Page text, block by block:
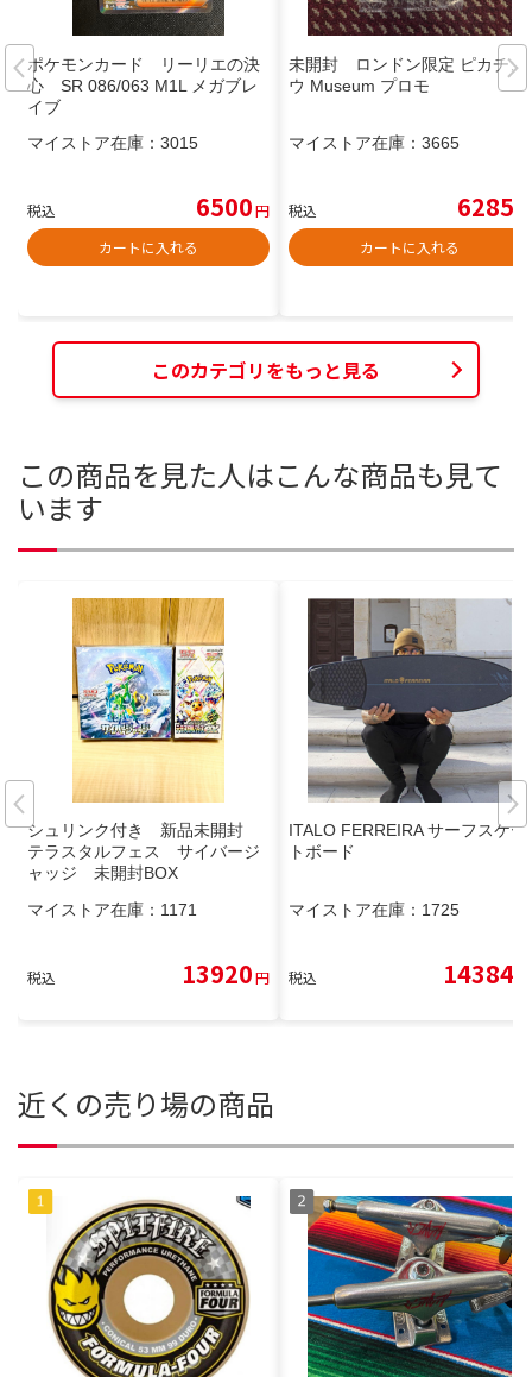
ポケモンカード リーリエの決
心 SR 086/063 M1L メガブレ
イブ
マイストア在庫： 3015
税込 6500円
カートに入れる
未開封 ロンドン限定 ピカチュ
ウ Museum プロモ
マイストア在庫： 3665
税込 6285
カートに入れる
このカテゴリをもっと見る
この商品を見た人はこんな商品も見て
います
シュリンク付き 新品未開封
テラスタルフェス サイバージ
ャッジ 未開封BOX
マイストア在庫： 1171
税込 13920円
ITALO FERREIRA サーフスケー
トボード
マイストア在庫： 1725
税込 14384
近くの売り場の商品